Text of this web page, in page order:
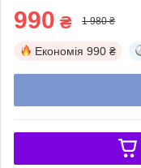
990 ₴ 1 980 ₴
Економія 990 ₴